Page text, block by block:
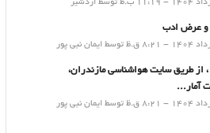
و عرض ادب
، از طریق سایت هواشناسی مازندران،
آمار...